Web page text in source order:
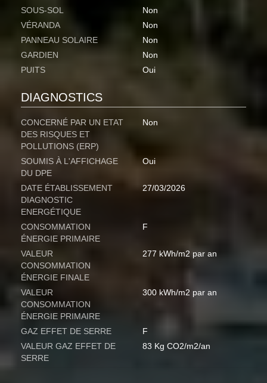
SOUS-SOL
Non
VÉRANDA
Non
PANNEAU SOLAIRE
Non
GARDIEN
Non
PUITS
Oui
DIAGNOSTICS
CONCERNÉ PAR UN ETAT
DES RISQUES ET
POLLUTIONS (ERP)
Non
SOUMIS À L'AFFICHAGE
DU DPE
Oui
DATE ÉTABLISSEMENT
DIAGNOSTIC
ENERGÉTIQUE
27/03/2026
CONSOMMATION
ÉNERGIE PRIMAIRE
F
VALEUR
CONSOMMATION
ÉNERGIE FINALE
277 kWh/m2 par an
VALEUR
CONSOMMATION
ÉNERGIE PRIMAIRE
300 kWh/m2 par an
GAZ EFFET DE SERRE
F
VALEUR GAZ EFFET DE
SERRE
83 Kg CO2/m2/an